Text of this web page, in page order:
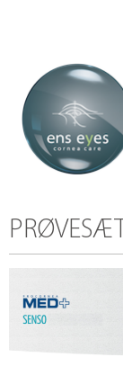
PRØVESÆT